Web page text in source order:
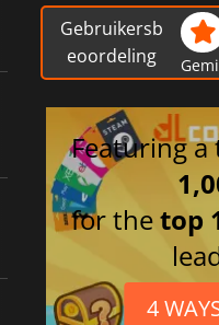
Gebruikersb
eoordeling
Featuring
for thetop
4